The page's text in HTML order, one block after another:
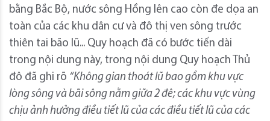
bằng Bắc Bộ, nước sông Hồng lên cao còn đe dọa an
toàn của các khu dân cư và đô thị ven sông trước
thiên tai bão lũ... Quy hoạch đã có bước tiến dài
trong nội dung này, trong nội dung Quy hoạch Thủ
đô đã ghi rõ “Không gian thoát lũ bao gồm khu vực
lòng sông và bãi sông nằm giữa 2 đê; các khu vực vùng
chịu ảnh hưởng điều tiết lũ của các điều tiết lũ của các